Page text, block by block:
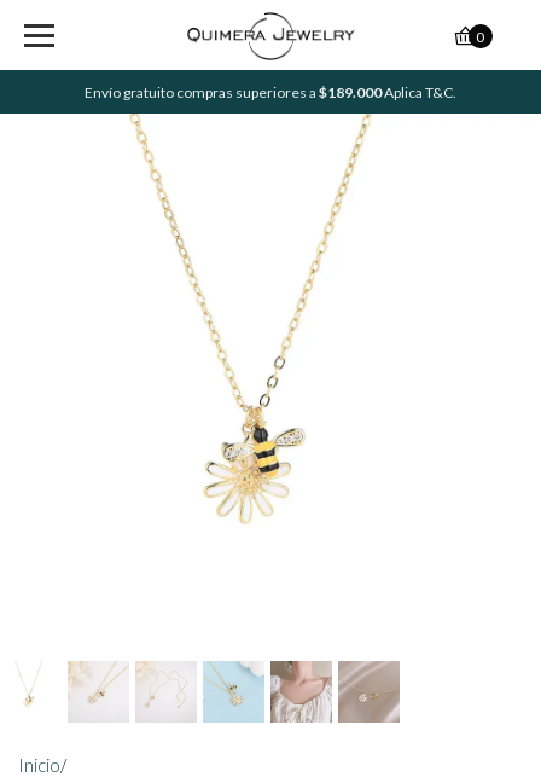
Envío gratuito compras superiores a $189.000Aplica T&C.
0
Inicio/